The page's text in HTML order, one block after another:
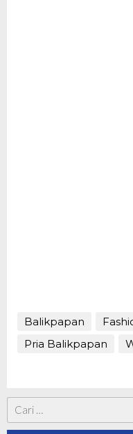
Balikpapan
Pria Balikpapan
untuk: